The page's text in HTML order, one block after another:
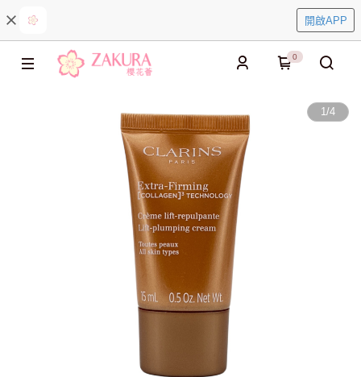
開啟APP
0
1/4